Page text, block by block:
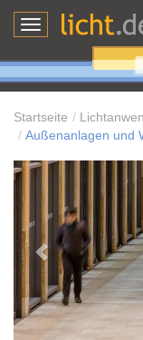
Toggle
Startseite
Außenanlagen und